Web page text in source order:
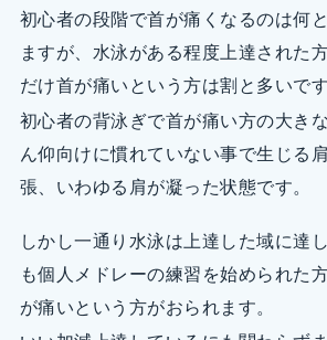
初心者の段階で首が痛くなるのは何
ますが、水泳がある程度上達された
だけ首が痛いという方は割と多いです
初心者の背泳ぎで首が痛い方の大き
ん仰向けに慣れていない事で生じる
張、いわゆる肩が凝った状態です。
しかし一通り水泳は上達した域に達
も個人メドレーの練習を始められた
が痛いという方がおられます。